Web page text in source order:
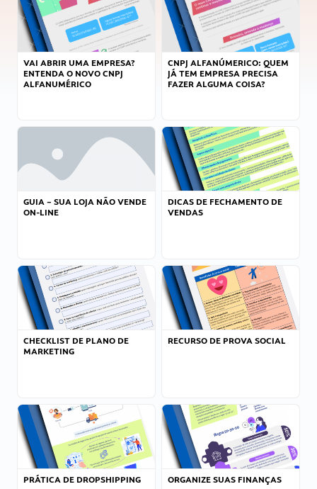
VAI ABRIR UMA EMPRESA?
ENTENDA O NOVO CNPJ
ALFANUMÉRICO
CNPJ ALFANÚMERICO: QUEM
JÁ TEM EMPRESA PRECISA
FAZER ALGUMA COISA?
GUIA – SUA LOJA NÃO VENDE
ON-LINE
DICAS DE FECHAMENTO DE
VENDAS
CHECKLIST DE PLANO DE
MARKETING
RECURSO DE PROVA SOCIAL
PRÁTICA DE DROPSHIPPING ORGANIZE SUAS FINANÇAS